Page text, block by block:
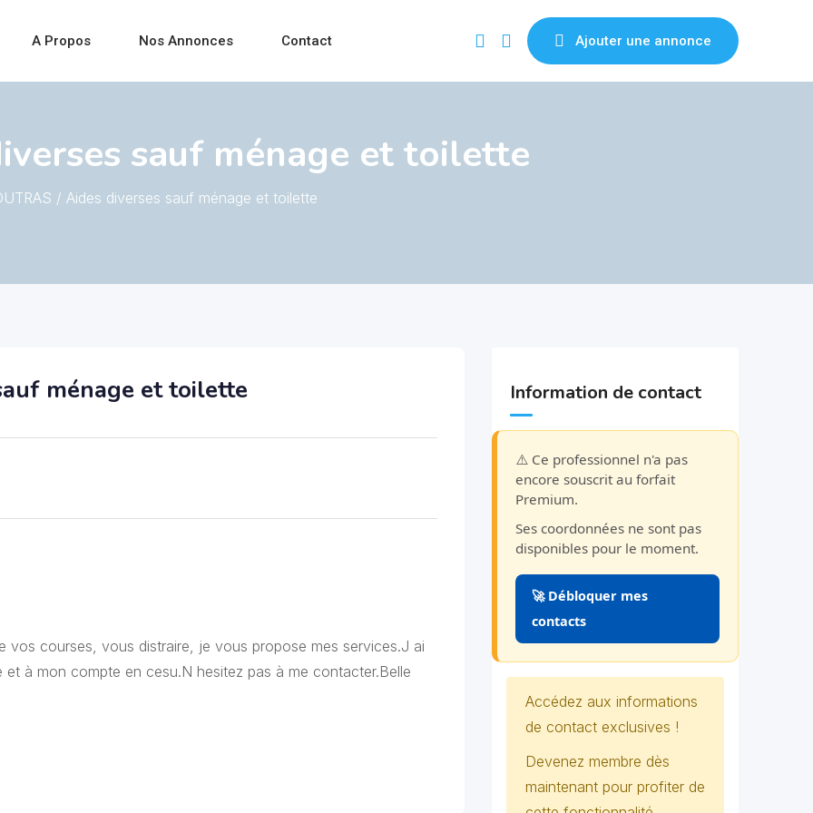
A Propos Nos Annonces Contact Ajouter une annonce
sauf ménage et toilette
/ Aides diverses sauf ménage et toilette
ménage et toilette
vos courses, vous distraire, je vous propose mes services.J ai
à mon compte en cesu.N hesitez pas à me contacter.Belle
Information de contact
⚠️ Ce professionnel n'a pas
encore souscrit au forfait
Premium.
Ses coordonnées ne sont pas
disponibles pour le moment.
🚀 Débloquer mes
contacts
Accédez aux informations
de contact exclusives !
Devenez membre dès
maintenant pour profiter de